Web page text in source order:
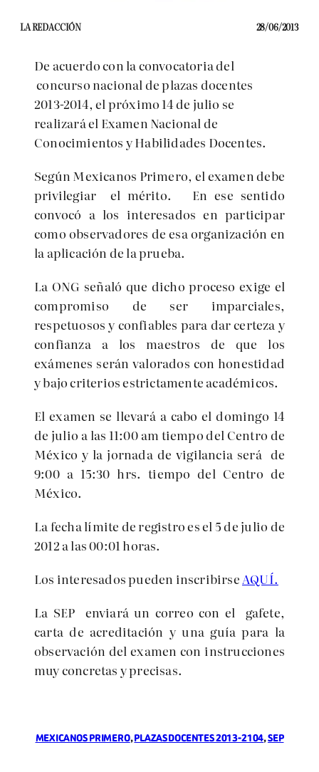
LA REDACCIÓN 28/06/2013
De acuerdo con la convocatoria del
concurso nacional de plazas docentes
2013-2014, el próximo 14 de julio se
realizará el Examen Nacional de
Conocimientos y Habilidades Docentes.
Según Mexicanos Primero, el examen debe
privilegiar el mérito. En ese sentido
convocó a los interesados en participar
como observadores de esa organización en
la aplicación de la prueba.
La ONG señaló que dicho proceso exige el
compromiso de ser imparciales,
respetuosos y confiables para dar certeza y
confianza a los maestros de que los
exámenes serán valorados con honestidad
y bajo criterios estrictamente académicos.
El examen se llevará a cabo el domingo 14
de julio a las 11:00 am tiempo del Centro de
México y la jornada de vigilancia será de
9:00 a 15:30 hrs. tiempo del Centro de
México.
La fecha límite de registro es el 5 de julio de
2012 a las 00:01 horas.
Los interesados pueden inscribirseAQUÍ.
La SEP enviará un correo con el gafete,
carta de acreditación y una guía para la
observación del examen con instrucciones
muy concretas y precisas.
MEXICANOS PRIMERO, PLAZAS DOCENTES 2013-2104, SEP